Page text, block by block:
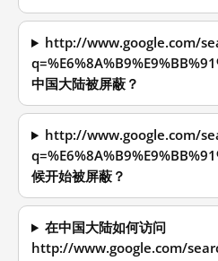
http://www.google.com/
中国大陆被屏蔽？
http://www.google.com/
候开始被屏蔽？
在中国大陆如何访问
http://www.google.com/